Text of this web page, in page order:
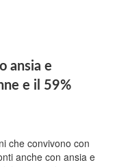
ansia e
e il 59%
che convivono con
anche con ansia e